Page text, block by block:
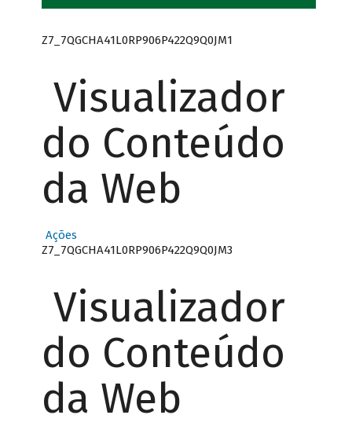
Z7_7QGCHA41L0RP906P422Q9Q0JM1
Visualizador
do Conteúdo
da Web
Ações
Z7_7QGCHA41L0RP906P422Q9Q0JM3
Visualizador
do Conteúdo
da Web